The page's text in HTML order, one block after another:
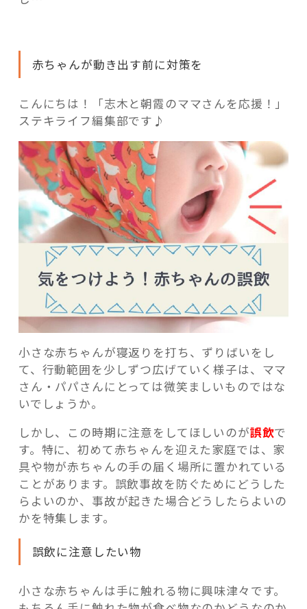
記事検索
赤ちゃんが動き出す前に対策を
こんにちは！「志木と朝霞のママさんを応援！」
ステキライフ編集部です♪
小さな赤ちゃんが寝返りを打ち、ずりばいをし
て、行動範囲を少しずつ広げていく様子は、ママ
さん・パパさんにとっては微笑ましいものではな
いでしょうか。
しかし、この時期に注意をしてほしいのが誤飲で
す。特に、初めて赤ちゃんを迎えた家庭では、家
具や物が赤ちゃんの手の届く場所に置かれている
ことがあります。誤飲事故を防ぐためにどうした
らよいのか、事故が起きた場合どうしたらよいの
かを特集します。
誤飲に注意したい物
小さな赤ちゃんは手に触れる物に興味津々です。